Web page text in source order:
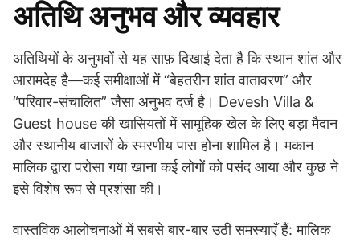
अतिथि अनुभव और व्यवहार
अतिथियों के अनुभवों से यह साफ़ दिखाई देता है कि स्थान शांत और
आरामदेह है—कई समीक्षाओं में “बेहतरीन शांत वातावरण” और
“परिवार-संचालित” जैसा अनुभव दर्ज है। Devesh Villa &
Guest house की खासियतों में सामूहिक खेल के लिए बड़ा मैदान
और स्थानीय बाजारों के स्मरणीय पास होना शामिल है। मकान
मालिक द्वारा परोसा गया खाना कई लोगों को पसंद आया और कुछ ने
इसे विशेष रूप से प्रशंसा की।
वास्तविक आलोचनाओं में सबसे बार-बार उठी समस्याएँ हैं: मालिक